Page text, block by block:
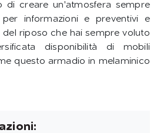
di creare un'atmosfera sempre
per informazioni e preventivi e
riposo che hai sempre voluto
disponibilità di mobili
questo armadio in melaminico